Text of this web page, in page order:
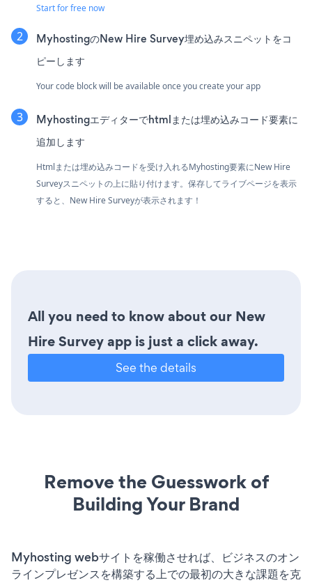
Start for free now
MyhostingのNew Hire Survey埋め込みスニペットをコ
ピーします
Your code block will be available once you create your app
Myhostingエディターでhtmlまたは埋め込みコード要素に
追加します
Htmlまたは埋め込みコードを受け入れるMyhosting要素にNew Hire
Surveyスニペットの上に貼り付けます。保存してライブページを表示
すると、New Hire Surveyが表示されます！
All you need to know about our New
Hire Survey app is just a click away.
See the details
Remove the Guesswork of
Building Your Brand
Myhosting webサイトを稼働させれば、ビジネスのオン
ラインプレゼンスを構築する上での最初の大きな課題を克